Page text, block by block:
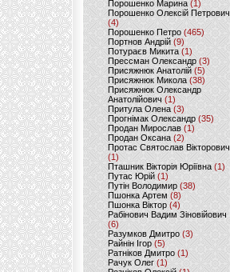
Порошенко Марина (1)
Порошенко Олексій Петрович
(4)
Порошенко Петро (465)
Портнов Андрій (9)
Потураєв Микита(1)
Прессман Олександр(3)
Присяжнюк Анатолій (5)
Присяжнюк Микола (38)
Присяжнюк Олександр
Анатолійович (1)
Притула Олена (3)
Прогнімак Олександр(35)
Продан Мирослав(1)
Продан Оксана (2)
Протас Святослав Вікторович
(1)
Пташник Вікторія Юріївна (1)
Путас Юрій (1)
Путін Володимир(38)
Пшонка Артем (8)
Пшонка Віктор(4)
Рабінович Вадим Зіновійович
(6)
Разумков Дмитро (3)
Райнін Ігор(5)
Ратніков Дмитро (1)
Рачук Олег (1)